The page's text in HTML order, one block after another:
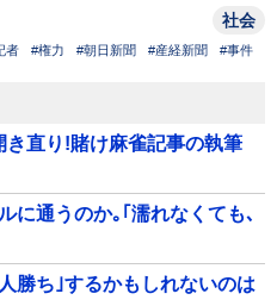
社会
者 #権力 #朝日新聞 #産経新聞 #事件
直り!賭け麻雀記事の執筆
に通うのか｡｢濡れなくても､
勝ち｣するかもしれないのは